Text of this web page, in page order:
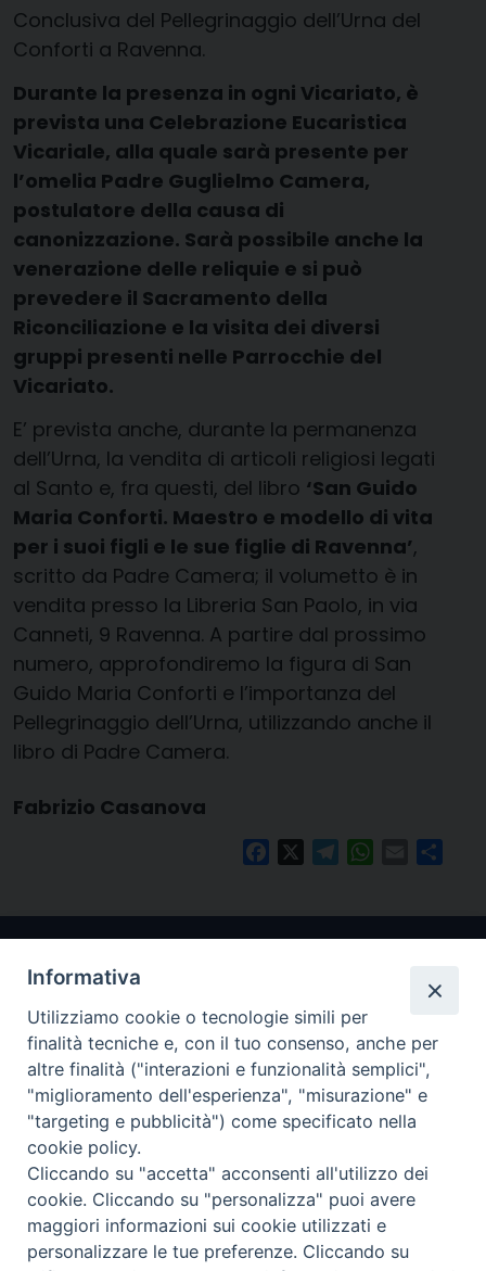
Conclusiva del Pellegrinaggio dell’Urna del
Conforti a Ravenna.
Durante la presenza in ogni Vicariato, è
prevista una Celebrazione Eucaristica
Vicariale, alla quale sarà presente per
l’omelia Padre Guglielmo Camera,
postulatore della causa di
canonizzazione. Sarà possibile anche la
venerazione delle reliquie e si può
prevedere il Sacramento della
Riconciliazione e la visita dei diversi
gruppi presenti nelle Parrocchie del
Vicariato.
E’ prevista anche, durante la permanenza
dell’Urna, la vendita di articoli religiosi legati
al Santo e, fra questi, del libro ‘San Guido
Maria Conforti. Maestro e modello di vita
per i suoi figli e le sue figlie di Ravenna’,
scritto da Padre Camera; il volumetto è in
vendita presso la Libreria San Paolo, in via
Canneti, 9 Ravenna. A partire dal prossimo
numero, approfondiremo la figura di San
Guido Maria Conforti e l’importanza del
Pellegrinaggio dell’Urna, utilizzando anche il
libro di Padre Camera.
Fabrizio Casanova
FacebookTelegramWhatsApp
Email
Arcidiocesi di Ravenna-Cervia
CONTATTI
Piazza Arcivescovado, 1 48121- Ravenna
tel 0544.541655
curia@diocesiravennacervia.it
Informativa
Utilizziamo cookie o tecnologie simili per
finalità tecniche e, con il tuo consenso, anche per
altre finalità ("interazioni e funzionalità semplici",
"miglioramento dell'esperienza", "misurazione" e
"targeting e pubblicità") come specificato nella
cookie policy.
Cliccando su "accetta" acconsenti all'utilizzo dei
cookie. Cliccando su "personalizza" puoi avere
maggiori informazioni sui cookie utilizzati e
personalizzare le tue preferenze. Cliccando su